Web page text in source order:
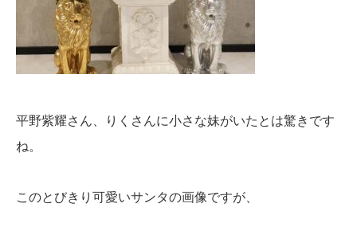
平野紫耀さん、りくさんに小さな妹がいたとは驚きです
ね。
このとびきり可愛いサンタの画像ですが、